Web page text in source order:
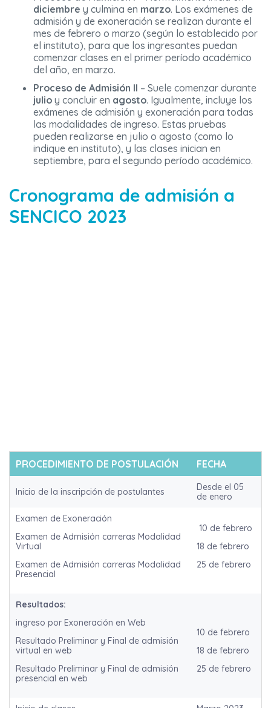
diciembre y culmina en marzo. Los exámenes de
admisión y de exoneración se realizan durante el
mes de febrero o marzo (según lo establecido por
el instituto), para que los ingresantes puedan
comenzar clases en el primer período académico
del año, en marzo.
Proceso de Admisión II – Suele comenzar durante
julio y concluir en agosto. Igualmente, incluye los
exámenes de admisión y exoneración para todas
las modalidades de ingreso. Estas pruebas
pueden realizarse en julio o agosto (como lo
indique en instituto), y las clases inician en
septiembre, para el segundo período académico.
Cronograma de admisión a
SENCICO 2023
PROCEDIMIENTO DE POSTULACIÓN FECHA
Inicio de la inscripción de postulantes
Desde el 05
de enero
Examen de Exoneración
Examen de Admisión carreras Modalidad
Virtual
Examen de Admisión carreras Modalidad
Presencial
10 de febrero
18 de febrero
25 de febrero
Resultados:
ingreso por Exoneración en Web
Resultado Preliminar y Final de admisión
virtual en web
Resultado Preliminar y Final de admisión
presencial en web
10 de febrero
18 de febrero
25 de febrero